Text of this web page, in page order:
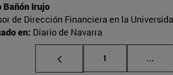
Bañón Irujo
de Dirección Financiera en la
en: Diario de Navarra
Página
1 ...